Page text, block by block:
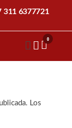
311 6377721
0
Los